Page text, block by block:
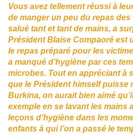
Vous avez tellement réussi à
de manger un peu du repas
salué tant et tant de mains, a
Président Blaise Compaoré est
le repas préparé pour les
a manqué d’hygiène par ces
microbes. Tout en appréciant à
que le Président himself puisse
Burkina, on aurait bien aimé
exemple en se lavant les mains
leçons d’hygiène dans les
enfants à qui l’on a passé le